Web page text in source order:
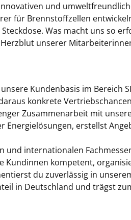
und
für Brennstoffzellen
Was macht uns so
unserer
Kundenbasis im Bereich
konkrete
Zusammenarbeit mit
Energielösungen, erstellst
und internationalen
kompetent,
du zuverlässig in
in Deutschland und trägst